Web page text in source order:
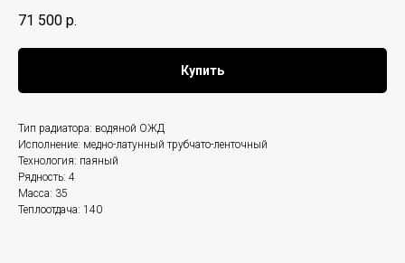
71 500 р.
Купить
Тип радиатора: водяной ОЖД
Исполнение: медно-латунный трубчато-ленточный
Технология: паяный
Рядность: 4
Масса: 35
Теплоотдача: 140